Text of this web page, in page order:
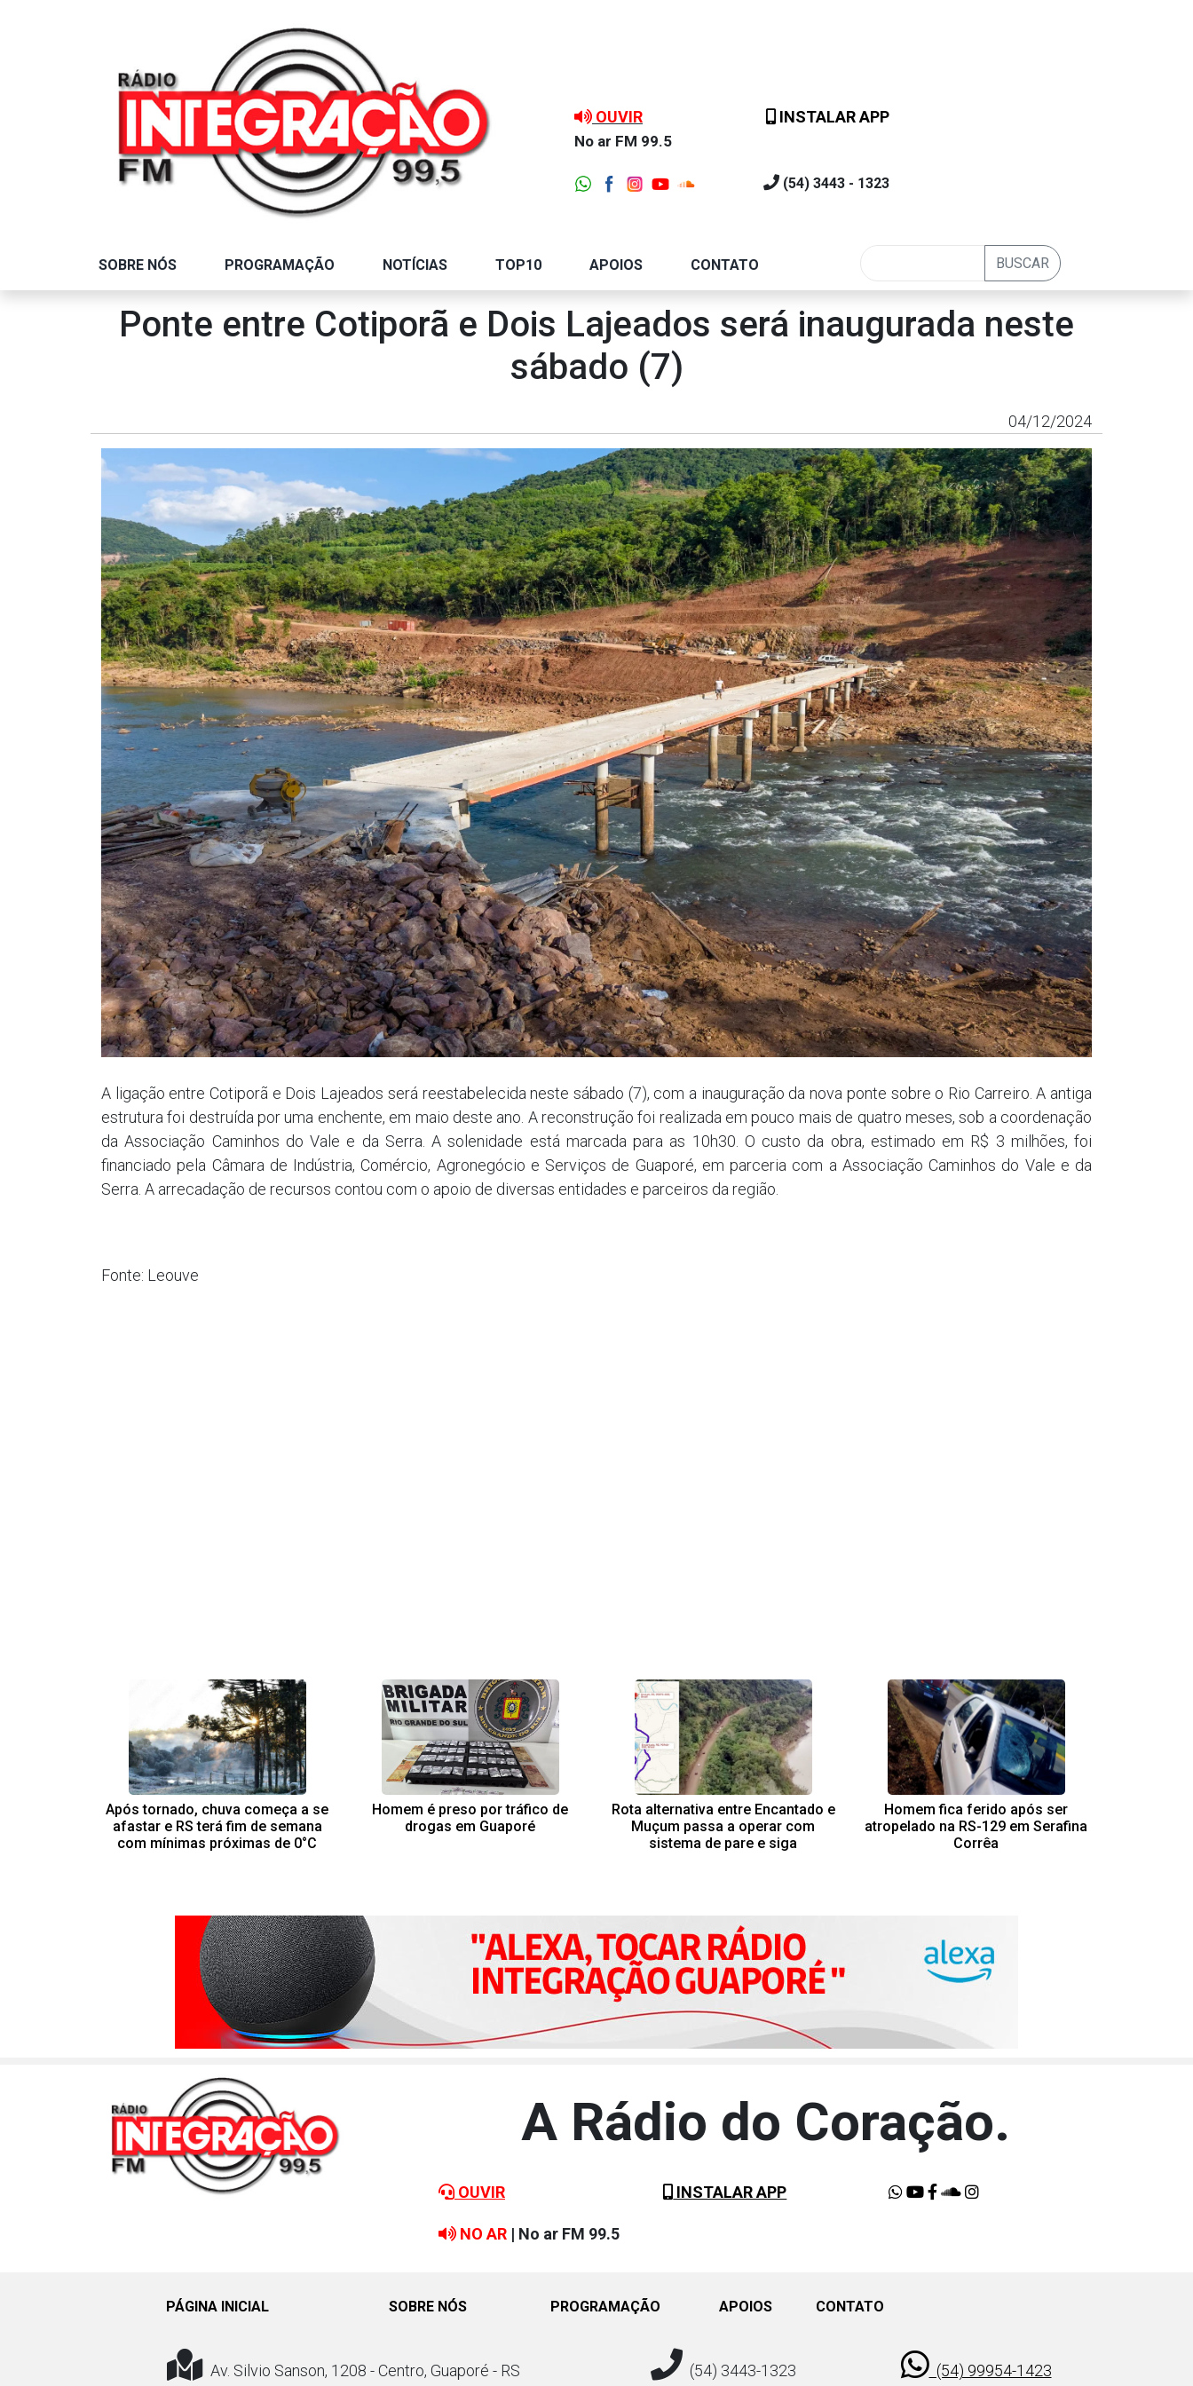
OUVIR
No ar FM 99.5
INSTALAR APP
(54) 3443 - 1323
SOBRE NÓS PROGRAMAÇÃO NOTÍCIAS TOP10 APOIOS CONTATO BUSCAR
Ponte entre Cotiporã e Dois Lajeados será inaugurada neste
sábado (7)
04/12/2024
A ligação entre Cotiporã e Dois Lajeados será reestabelecida neste sábado (7), com a inauguração da nova ponte sobre o Rio Carreiro. A antiga
estrutura foi destruída por uma enchente, em maio deste ano. A reconstrução foi realizada em pouco mais de quatro meses, sob a coordenação
da Associação Caminhos do Vale e da Serra. A solenidade está marcada para as 10h30. O custo da obra, estimado em R$ 3 milhões, foi
financiado pela Câmara de Indústria, Comércio, Agronegócio e Serviços de Guaporé, em parceria com a Associação Caminhos do Vale e da
Serra. A arrecadação de recursos contou com o apoio de diversas entidades e parceiros da região.
Fonte: Leouve
Após tornado, chuva começa a se
afastar e RS terá fim de semana
com mínimas próximas de 0°C
Homem é preso por tráfico de
drogas em Guaporé
Rota alternativa entre Encantado e
Muçum passa a operar com
sistema de pare e siga
Homem fica ferido após ser
atropelado na RS-129 em Serafina
Corrêa
A Rádio do Coração.
OUVIR INSTALAR APP
NO AR | No ar FM 99.5
PÁGINA INICIAL SOBRE NÓS PROGRAMAÇÃO APOIOS CONTATO
Av. Silvio Sanson, 1208 - Centro, Guaporé - RS (54) 3443-1323 (54) 99954-1423